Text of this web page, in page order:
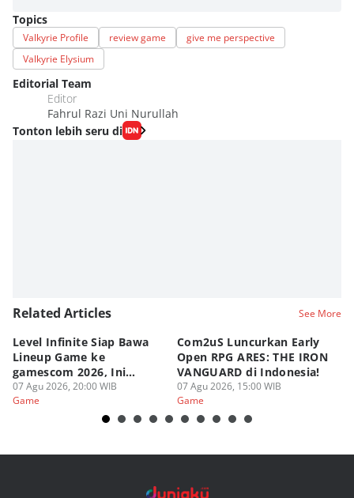
Topics
Valkyrie Profile review game
give me perspective
Valkyrie Elysium
Editorial Team
Editor
Fahrul Razi Uni Nurullah
Tonton lebih seru di
Related Articles See More
Level Infinite Siap Bawa
Lineup Game ke
gamescom 2026, Ini
Judulnya!
07 Agu 2026, 20:00 WIB
Game
Com2uS Luncurkan Early
Open RPG ARES: THE IRON
VANGUARD di Indonesia!
07 Agu 2026, 15:00 WIB
Game